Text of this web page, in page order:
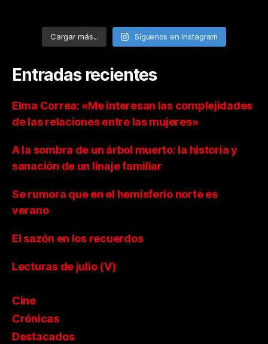
Cargar más... Síguenos en Instagram
Entradas recientes
Elma Correa: «Me interesan las complejidades
de las relaciones entre las mujeres»
A la sombra de un árbol muerto: la historia y
sanación de un linaje familiar
Se rumora que en el hemisferio norte es
verano
El sazón en los recuerdos
Lecturas de julio (V)
Cine
Crónicas
Destacados